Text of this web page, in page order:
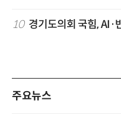
10 경기도의회 국힘, AI·
주요뉴스